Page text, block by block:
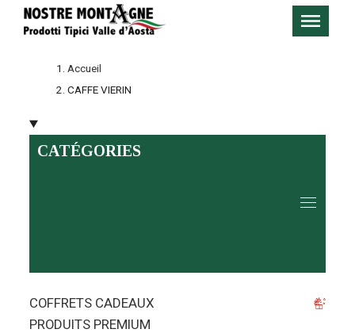
Accueil
CAFFE VIERIN
CATÉGORIES
COFFRETS CADEAUX
PRODUITS PREMIUM